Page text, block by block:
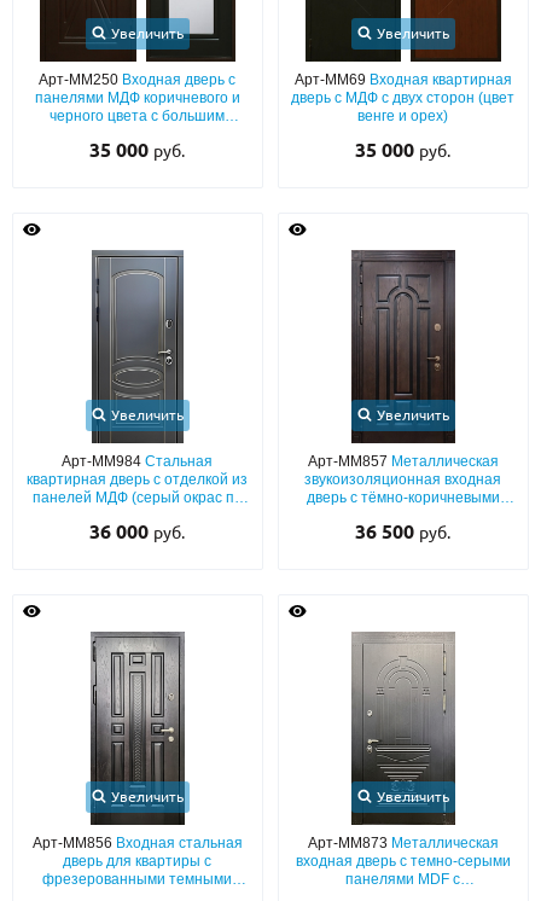
Увеличить
Арт-ММ250 Входная дверь с
панелями МДФ коричневого и
черного цвета с большим
35 000 руб.
Увеличить
Арт-ММ69 Входная квартирная
дверь с МДФ с двух сторон (цвет
венге и орех)
35 000 руб.
Увеличить
Арт-ММ984Стальная
квартирная дверь с отделкой из
панелей МДФ (серый окрас по
«классика»
36 000 руб.
Увеличить
Арт-ММ857 Металлическая
звукоизоляционная входная
дверь с тёмно-коричневыми
фрезерованием
36 500 руб.
Увеличить
Арт-ММ856 Входная стальная
дверь для квартиры с
фрезерованными темными
Увеличить
Арт-ММ873 Металлическая
входная дверь с темно-серыми
панелями MDF с